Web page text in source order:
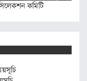
কমিটি